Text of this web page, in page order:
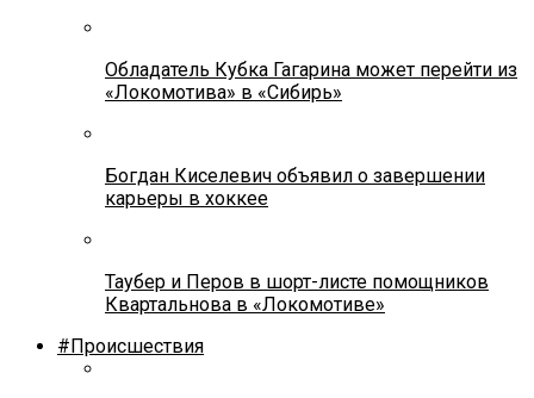
Обладатель Кубка Гагарина может перейти из
«Локомотива» в «Сибирь»
Богдан Киселевич объявил о завершении
карьеры в хоккее
Таубер и Перов в шорт-листе помощников
Квартальнова в «Локомотиве»
#Происшествия